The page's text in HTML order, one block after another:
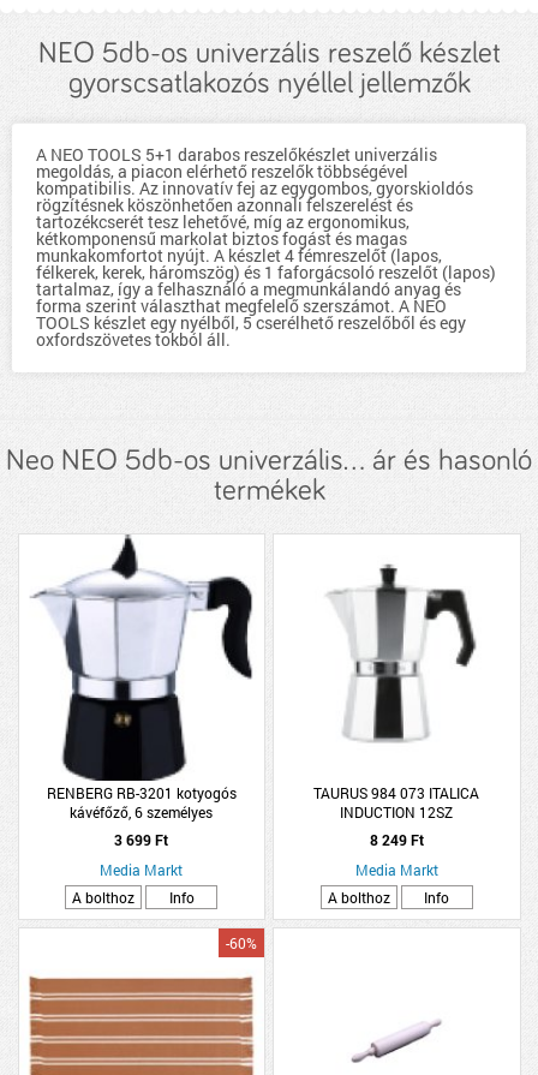
NEO 5db-os univerzális reszelő készlet
gyorscsatlakozós nyéllel jellemzők
A NEO TOOLS 5+1 darabos reszelőkészlet univerzális
megoldás, a piacon elérhető reszelők többségével
kompatibilis. Az innovatív fej az egygombos, gyorskioldós
rögzítésnek köszönhetően azonnali felszerelést és
tartozékcserét tesz lehetővé, míg az ergonomikus,
kétkomponensű markolat biztos fogást és magas
munkakomfortot nyújt. A készlet 4 fémreszelőt (lapos,
félkerek, kerek, háromszög) és 1 faforgácsoló reszelőt (lapos)
tartalmaz, így a felhasználó a megmunkálandó anyag és
forma szerint választhat megfelelő szerszámot. A NEO
TOOLS készlet egy nyélből, 5 cserélhető reszelőből és egy
oxfordszövetes tokból áll.
Neo NEO 5db-os univerzális... ár és hasonló
termékek
RENBERG RB-3201 kotyogós
kávéfőző, 6 személyes
3 699 Ft
Media Markt
A bolthoz
Info
TAURUS 984 073 ITALICA
INDUCTION 12SZ
8 249 Ft
Media Markt
A bolthoz
Info
-60%